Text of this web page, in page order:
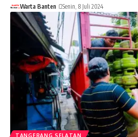
Warta Banten Senin, 8 Juli 2024
TANGERANG SELATAN